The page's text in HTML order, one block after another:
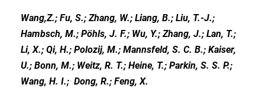
Wang,Z.; Fu, S.; Zhang, W.; Liang, B.; Liu, T.-J.;
Hambsch, M.; Pöhls, J. F.; Wu, Y.; Zhang, J.; Lan, T.;
Li, X.; Qi, H.; Polozij, M.; Mannsfeld, S. C. B.; Kaiser,
U.; Bonn, M.; Weitz, R. T.; Heine, T.; Parkin, S. S. P.;
Wang, H. I.; Dong, R.; Feng, X.